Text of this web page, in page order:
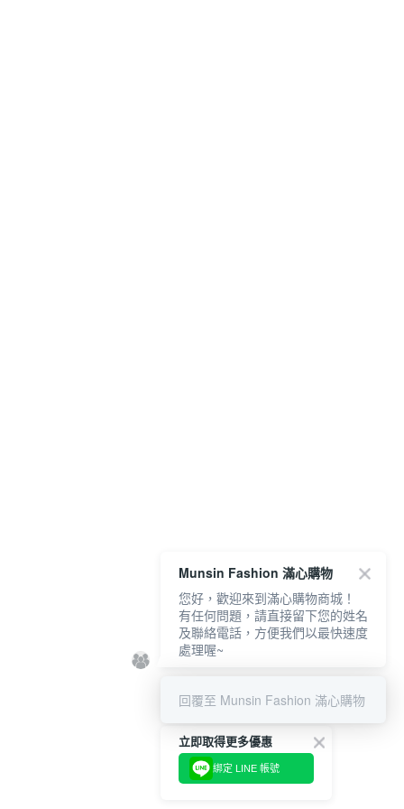
立即取得更多優惠
綁定 LINE 帳號
Munsin Fashion 滿心購物
您好，歡迎來到滿心購物商城！
有任何問題，請直接留下您的姓名
及聯絡電話，方便我們以最快速度
處理喔~
回覆至 Munsin Fashion 滿心購物